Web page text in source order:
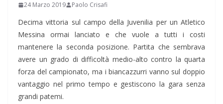
24 Marzo 2019 Paolo Crisafi
Decima vittoria sul campo della Juvenilia per un Atletico
Messina ormai lanciato e che vuole a tutti i costi
mantenere la seconda posizione. Partita che sembrava
avere un grado di difficoltà medio-alto contro la quarta
forza del campionato, ma i biancazzurri vanno sul doppio
vantaggio nel primo tempo e gestiscono la gara senza
grandi patemi.